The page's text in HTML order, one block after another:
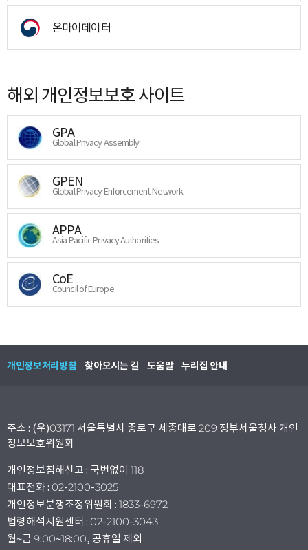
온마이데이터
해외 개인정보보호 사이트
GPA
Global Privacy Assembly
GPEN
Global Privacy Enforcement Network
APPA
Asia Pacific Privacy Authorities
CoE
Council of Europe
개인정보처리방침 찾아오시는 길 도움말 누리집 안내
주소 : (우)03171 서울특별시 종로구 세종대로 209 정부서울청사 개인
정보보호위원회
개인정보침해신고 : 국번없이 118
대표전화 : 02-2100-3025
개인정보분쟁조정위원회 : 1833-6972
법령해석지원센터 : 02-2100-3043
월~금 9:00~18:00, 공휴일 제외